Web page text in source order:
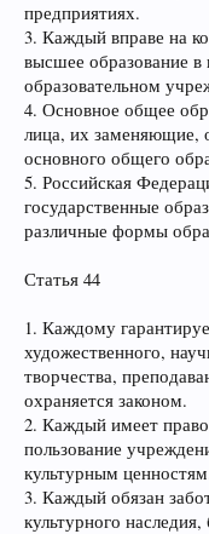
предприятиях.
3. Каждый вправе на
высшее образование
образовательном
4. Основное общее
лица, их заменяющие,
основного общего
5. Российская
государственные
различные формы
Статья 44
1. Каждому
художественного,
творчества,
охраняется законом.
2. Каждый имеет
пользование
культурным
3. Каждый обязан
культурного